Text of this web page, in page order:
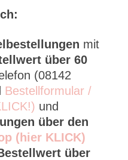
mit
über 60
(08142
Bestellformular /
und
über den
(hier KLICK)
über